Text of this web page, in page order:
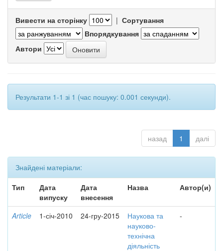
Вивести на сторінку | Сортування
Впорядкування
Автори
Результати 1-1 зі 1 (час пошуку: 0.001 секунди).
назад 1 далі
Знайдені матеріали:
Тип
Дата
випуску
Дата
внесення
Назва Автор(и)
Article 1-січ-2010 24-гру-2015
Наукова та
науково-
технічна
діяльність
-